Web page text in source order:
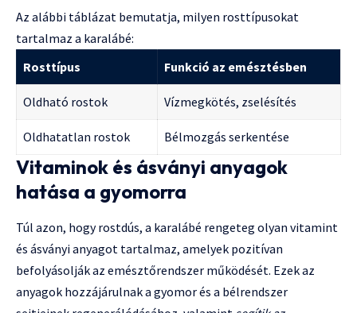
Az alábbi táblázat bemutatja, milyen rosttípusokat
tartalmaz a karalábé:
Rosttípus
Funkció az emésztésben
Oldható rostok Vízmegkötés, zselésítés
Oldhatatlan rostok Bélmozgás serkentése
Vitaminok és ásványi anyagok
hatása a gyomorra
Túl azon, hogy rostdús, a karalábé rengeteg olyan vitamint
és ásványi anyagot tartalmaz, amelyek pozitívan
befolyásolják az emésztőrendszer működését. Ezek az
anyagok hozzájárulnak a gyomor és a bélrendszer